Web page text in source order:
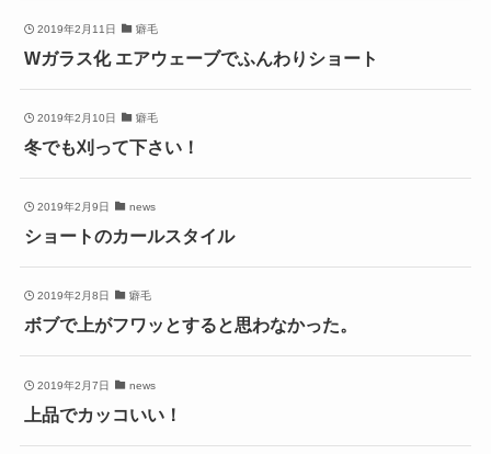
2019年2月11日 癖毛
Wガラス化 エアウェーブでふんわりショート
2019年2月10日 癖毛
冬でも刈って下さい！
2019年2月9日 news
ショートのカールスタイル
2019年2月8日 癖毛
ボブで上がフワッとすると思わなかった。
2019年2月7日 news
上品でカッコいい！